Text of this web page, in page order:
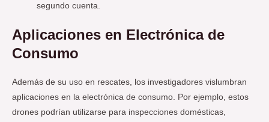
segundo cuenta.
Aplicaciones en Electrónica de
Consumo
Además de su uso en rescates, los investigadores vislumbran
aplicaciones en la electrónica de consumo. Por ejemplo, estos
drones podrían utilizarse para inspecciones domésticas,